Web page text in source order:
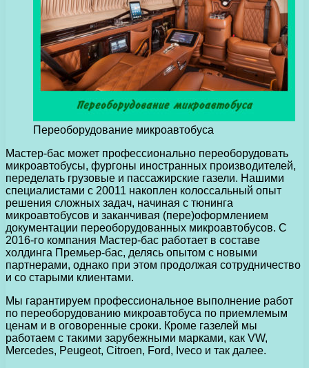
Переоборудование микроавтобуса
Мастер-бас может профессионально переоборудовать
микроавтобусы, фургоны иностранных производителей,
переделать грузовые и пассажирские газели. Нашими
специалистами с 20011 накоплен колоссальный опыт
решения сложных задач, начиная с тюнинга
микроавтобусов и заканчивая (пере)оформлением
документации переоборудованных микроавтобусов. С
2016-го компания Мастер-бас работает в составе
холдинга Премьер-бас, делясь опытом с новыми
партнерами, однако при этом продолжая сотрудничество
и со старыми клиентами.
Мы гарантируем профессиональное выполнение работ
по переоборудованию микроавтобуса по приемлемым
ценам и в оговоренные сроки. Кроме газелей мы
работаем с такими зарубежными марками, как VW,
Mercedes, Peugeot, Citroen, Ford, Iveco и так далее.